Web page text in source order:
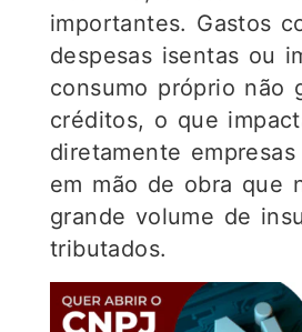
importantes. Gastos
despesas isentas ou
consumo próprio não
créditos, o que
diretamente
em mão de obra que
grande volume de
tributados.